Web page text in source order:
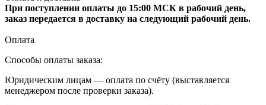
При поступлении оплаты до 15:00 МСК в рабочий день,
заказ передается в доставку на следующий рабочий день.
Оплата
Способы оплаты заказа:
Юридическим лицам — оплата по счёту (выставляется
менеджером после проверки заказа).